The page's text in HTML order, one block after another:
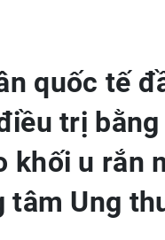
quốc tế
trị
khối u rắn
tâm Ung